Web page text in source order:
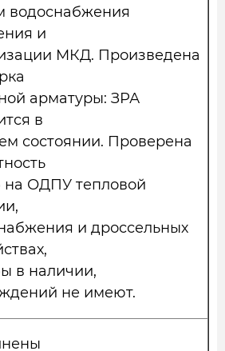
водоснабжения
и
МКД. Произведена
арматуры: ЗРА
в
состоянии. Проверена
на ОДПУ тепловой
и дроссельных
в наличии,
не имеют.